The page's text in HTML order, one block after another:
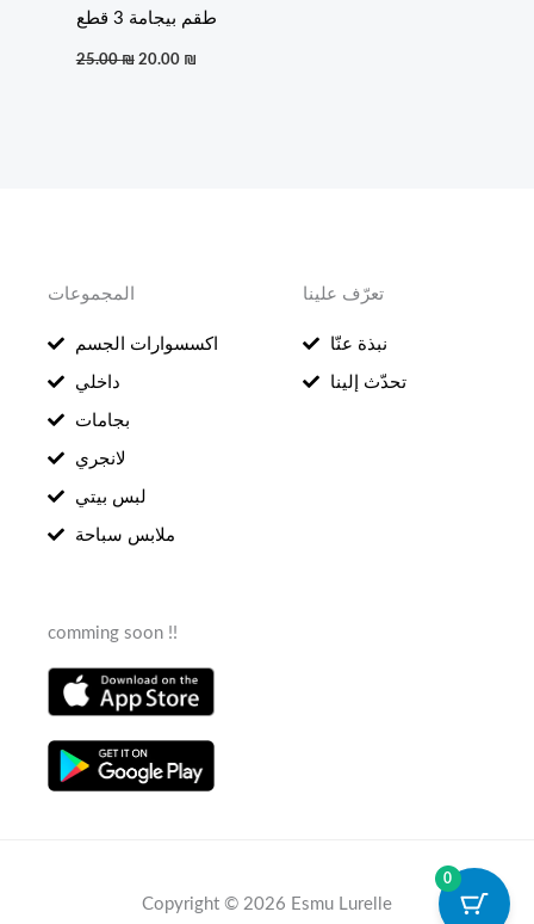
طقم بيجامة 3 قطع
25.00₪ 20.00 ₪
المجموعات
اكسسوارات الجسم
داخلي
بجامات
لانجري
لبس بيتي
ملابس سباحة
تعرّف علينا
نبذة عنّا
تحدّث إلينا
comming soon !!
Copyright © 2026 Esmu Lurelle
0